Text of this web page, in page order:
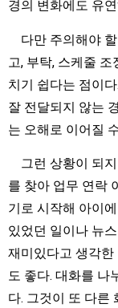
경의 변화에도 유
다만 주의해야 할
고, 부탁, 스케줄
치기 쉽다는 점이
잘 전달되지 않는
는 오해로 이어질
그런 상황이 되지
를 찾아 업무 연락
기로 시작해 아이
있었던 일이나 뉴
재미있다고 생각
도 좋다. 대화를 나
다. 그것이 또 다른